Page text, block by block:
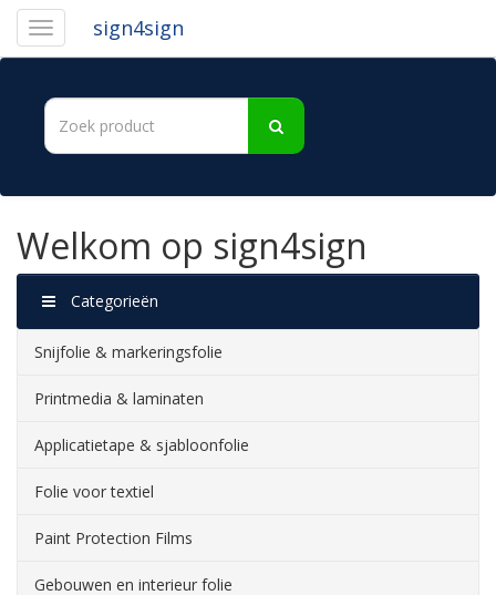
sign4sign
Welkom op sign4sign
Categorieën
Snijfolie & markeringsfolie
Printmedia & laminaten
Applicatietape & sjabloonfolie
Folie voor textiel
Paint Protection Films
Gebouwen en interieur folie